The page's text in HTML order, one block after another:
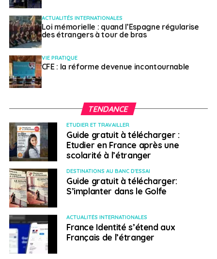
ACTUALITÉS INTERNATIONALES
Loi mémorielle : quand l’Espagne régularise
des étrangers à tour de bras
VIE PRATIQUE
CFE : la réforme devenue incontournable
TENDANCE
ETUDIER ET TRAVAILLER
Guide gratuit à télécharger :
Etudier en France après une
scolarité à l’étranger
DESTINATIONS AU BANC D'ESSAI
Guide gratuit à télécharger:
S’implanter dans le Golfe
ACTUALITÉS INTERNATIONALES
France Identité s’étend aux
Français de l’étranger